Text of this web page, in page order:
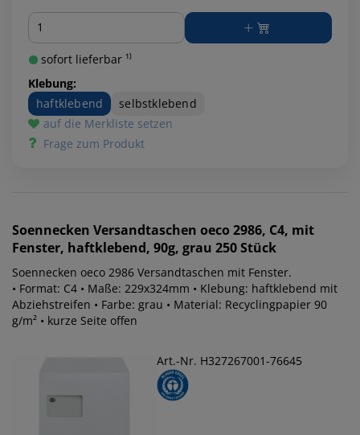
Menge
sofort lieferbar ¹⁾
Klebung:
haftklebend
selbstklebend
auf die Merkliste setzen
Frage zum Produkt
Soennecken Versandtaschen oeco 2986, C4, mit
Fenster, haftklebend, 90g, grau 250 Stück
Soennecken oeco 2986 Versandtaschen mit Fenster.
• Format: C4 • Maße: 229x324mm • Klebung: haftklebend mit
Abziehstreifen • Farbe: grau • Material: Recyclingpapier 90
g/m² • kurze Seite offen
Art.-Nr. H327267001-76645